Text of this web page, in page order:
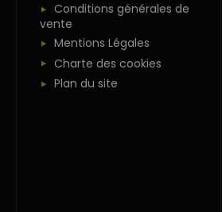
Conditions générales de
vente
Mentions Légales
Charte des cookies
Plan du site